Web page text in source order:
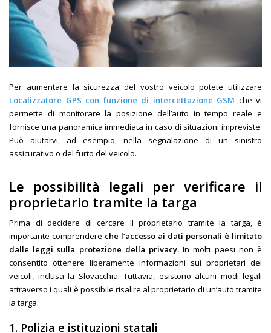
Per aumentare la sicurezza del vostro veicolo potete utilizzare
Localizzatore GPS con funzione di intercettazione GSM che vi
permette di monitorare la posizione dell’auto in tempo reale e
fornisce una panoramica immediata in caso di situazioni impreviste.
Può aiutarvi, ad esempio, nella segnalazione di un sinistro
assicurativo o del furto del veicolo.
Le possibilità legali per verificare il
proprietario tramite la targa
Prima di decidere di cercare il proprietario tramite la targa, è
importante comprendere che l’accesso ai dati personali è limitato
dalle leggi sulla protezione della privacy. In molti paesi non è
consentito ottenere liberamente informazioni sui proprietari dei
veicoli, inclusa la Slovacchia. Tuttavia, esistono alcuni modi legali
attraverso i quali è possibile risalire al proprietario di un’auto tramite
la targa:
1. Polizia e istituzioni statali